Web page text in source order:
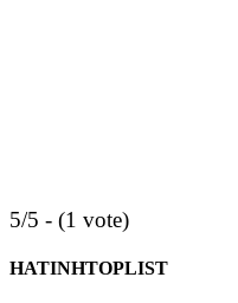
5/5 - (1 vote)
HATINHTOPLIST